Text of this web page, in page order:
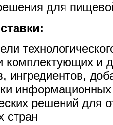
для
комплектующих и
ингредиентов,
решений для
стран